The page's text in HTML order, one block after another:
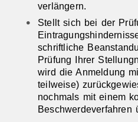
verlängern.
Stellt sich bei der
schriftliche
Prüfung Ihrer
wird die Anmeldung
teilweise)
nochmals mit einem
Beschwerdeverfahren